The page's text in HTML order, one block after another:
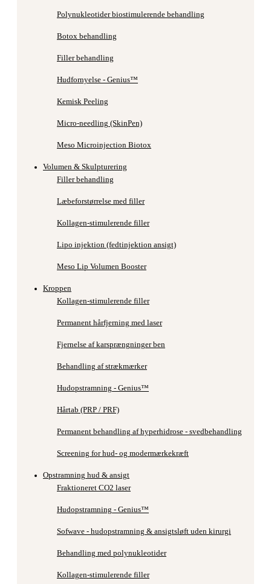
Polynukleotider biostimulerende behandling
Botox behandling
Filler behandling
Hudfornyelse - Genius™
Kemisk Peeling
Micro-needling (SkinPen)
Meso Microinjection Biotox
Volumen & Skulpturering
Filler behandling
Læbeforstørrelse med filler
Kollagen-stimulerende filler
Lipo injektion (fedtinjektion ansigt)
Meso Lip Volumen Booster
Kroppen
Kollagen-stimulerende filler
Permanent hårfjerning med laser
Fjernelse af karsprængninger ben
Behandling af strækmærker
Hudopstramning - Genius™
Hårtab (PRP / PRF)
Permanent behandling af hyperhidrose - svedbehandling
Screening for hud- og modermærkekræft
Opstramning hud & ansigt
Fraktioneret CO2 laser
Hudopstramning - Genius™
Sofwave - hudopstramning & ansigtsløft uden kirurgi
Behandling med polynukleotider
Kollagen-stimulerende filler